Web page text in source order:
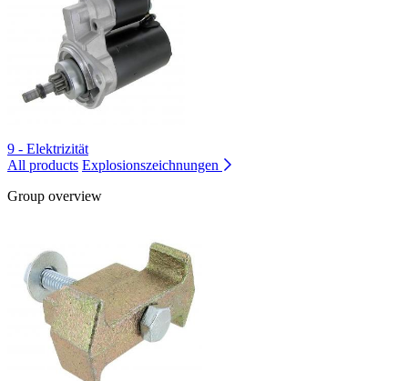
9 - Elektrizität
All products Explosionszeichnungen
Group overview